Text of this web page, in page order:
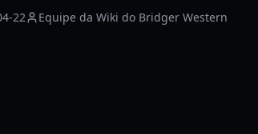
22 Equipe da Wiki do Bridger Western